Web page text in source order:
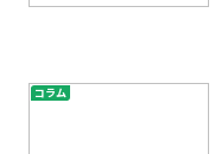
コラム